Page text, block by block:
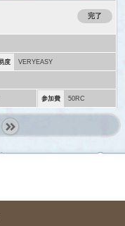
完了
度 VERYEASY
参加費 50RC